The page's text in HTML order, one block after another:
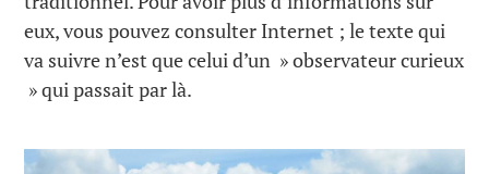
eux, vous pouvez consulter Internet ; le texte qui
va suivre n’est que celui d’un » observateur curieux
» qui passait par là.